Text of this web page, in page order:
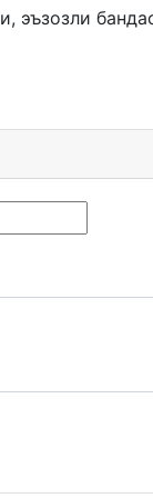
эъзозли